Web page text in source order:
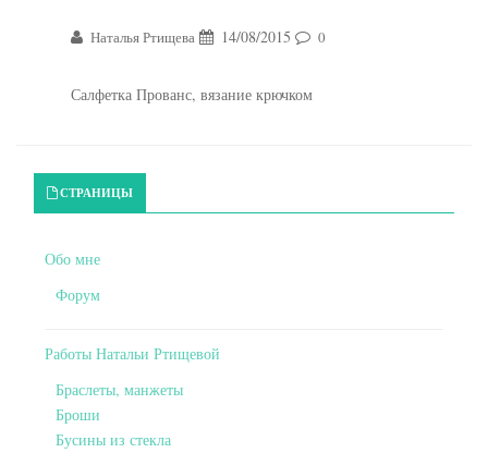
Наталья Ртищева 14/08/2015 0
Салфетка Прованс, вязание крючком
Primary Sidebar
СТРАНИЦЫ
Обо мне
Форум
Работы Натальи Ртищевой
Браслеты, манжеты
Броши
Бусины из стекла